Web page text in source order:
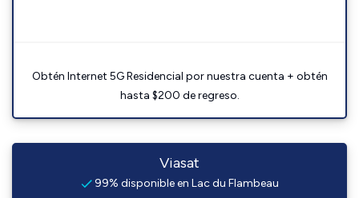
Obtén Internet 5G Residencial por nuestra cuenta + obtén
hasta $200 de regreso.
Viasat
99% disponible en Lac du Flambeau